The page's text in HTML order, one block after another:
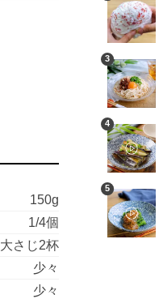
150g
1/4個
大さじ2杯
少々
少々
3
4
5